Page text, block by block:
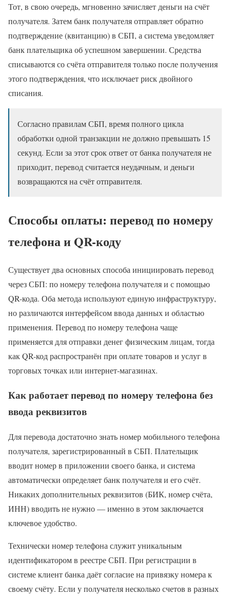
Тот, в свою очередь, мгновенно зачисляет деньги на счёт
получателя. Затем банк получателя отправляет обратно
подтверждение (квитанцию) в СБП, а система уведомляет
банк плательщика об успешном завершении. Средства
списываются со счёта отправителя только после получения
этого подтверждения, что исключает риск двойного
списания.
Согласно правилам СБП, время полного цикла
обработки одной транзакции не должно превышать 15
секунд. Если за этот срок ответ от банка получателя не
приходит, перевод считается неудачным, и деньги
возвращаются на счёт отправителя.
Способы оплаты: перевод по номеру
телефона и QR-коду
Существует два основных способа инициировать перевод
через СБП: по номеру телефона получателя и с помощью
QR-кода. Оба метода используют единую инфраструктуру,
но различаются интерфейсом ввода данных и областью
применения. Перевод по номеру телефона чаще
применяется для отправки денег физическим лицам, тогда
как QR-код распространён при оплате товаров и услуг в
торговых точках или интернет-магазинах.
Как работает перевод по номеру телефона без
ввода реквизитов
Для перевода достаточно знать номер мобильного телефона
получателя, зарегистрированный в СБП. Плательщик
вводит номер в приложении своего банка, и система
автоматически определяет банк получателя и его счёт.
Никаких дополнительных реквизитов (БИК, номер счёта,
ИНН) вводить не нужно — именно в этом заключается
ключевое удобство.
Технически номер телефона служит уникальным
идентификатором в реестре СБП. При регистрации в
системе клиент банка даёт согласие на привязку номера к
своему счёту. Если у получателя несколько счетов в разных